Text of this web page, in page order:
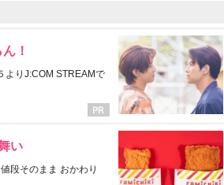
！
よりJ:COM STREAMで
い
段そのまま おかわり